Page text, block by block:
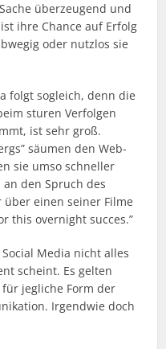
überzeugend und
ihre Chance auf Erfolg
oder nutzlos sie
folgt sogleich, denn die
sturen Verfolgen
ist sehr groß.
säumen den Web-
sie umso schneller
den Spruch des
über einen seiner Filme
this overnight succes.”
Media nicht alles
scheint. Es gelten
jegliche Form der
Irgendwie doch